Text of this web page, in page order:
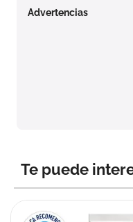
Advertencias
Te puede